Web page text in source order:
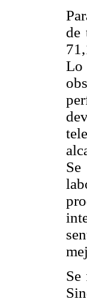
de
Lo